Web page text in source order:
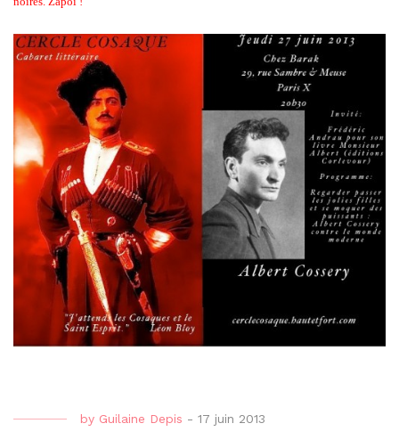
by Guilaine Depis - 17 juin 2013